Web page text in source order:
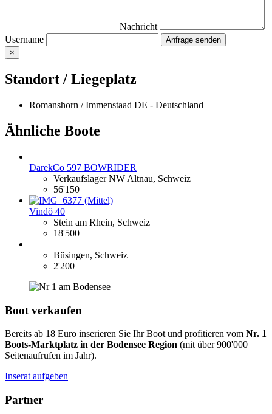
Nachricht
Username
×
Standort / Liegeplatz
Romanshorn / Immenstaad DE - Deutschland
Ähnliche Boote
DarekCo 597 BOWRIDER
Verkaufslager NW Altnau, Schweiz
56'150
Vindö 40
Stein am Rhein, Schweiz
18'500
Büsingen, Schweiz
2'200
Boot verkaufen
Bereits ab 18 Euro inserieren Sie Ihr Boot und profitieren vom Nr. 1
Boots-Marktplatz in der Bodensee Region (mit über 900'000
Seitenaufrufen im Jahr).
Inserat aufgeben
Partner